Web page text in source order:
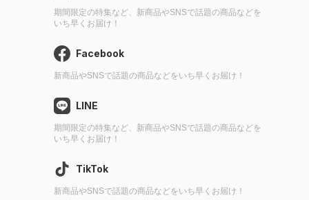
期間限定の特集など、新商品やSNSで話題の商品などを
いち早くお届け！
Facebook
新商品やSNSで話題の商品などをいち早くお届け！
LINE
期間限定の特集など、新商品やSNSで話題の商品などを
いち早くお届け！
TikTok
新商品やSNSで話題の商品などをいち早くお届け！